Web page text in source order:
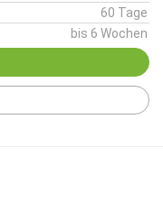
60 Tage
bis 6 Wochen